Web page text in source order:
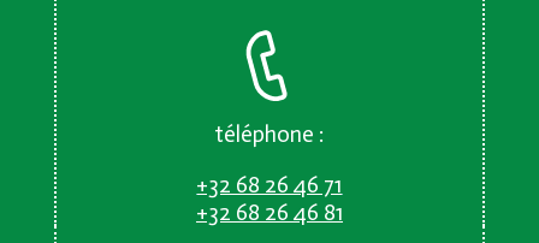
téléphone :
+32 68 26 46 71
+32 68 26 46 81